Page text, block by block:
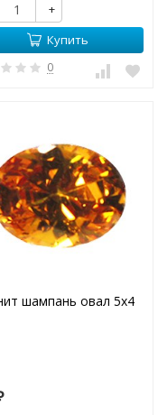
+
Купить
0
шампань овал 5х4